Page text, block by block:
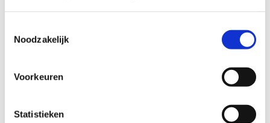
Noodzakelijk
Voorkeuren
Statistieken
Youri Keulen kwam op zaterdag in actie tijdens het
Europees Kampioenschap Ironman. Het kampioenschap
over de halve afstand vond dit jaar plaats in Tallinn, de
hoofdstad van Estland. De wedstrijd werd gewonnen
voorsprong had op de nummer twee. Keulen keek tegen